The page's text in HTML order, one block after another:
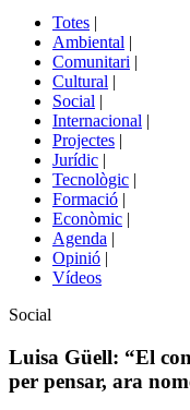
portals
Totes |
Ambiental |
Comunitari |
Cultural |
Social |
Internacional |
Projectes |
Jurídic |
Tecnològic |
Formació |
Econòmic |
Agenda |
Opinió |
Vídeos
Àmbit
la
Social
Luisa Güell: “El
per pensar, ara